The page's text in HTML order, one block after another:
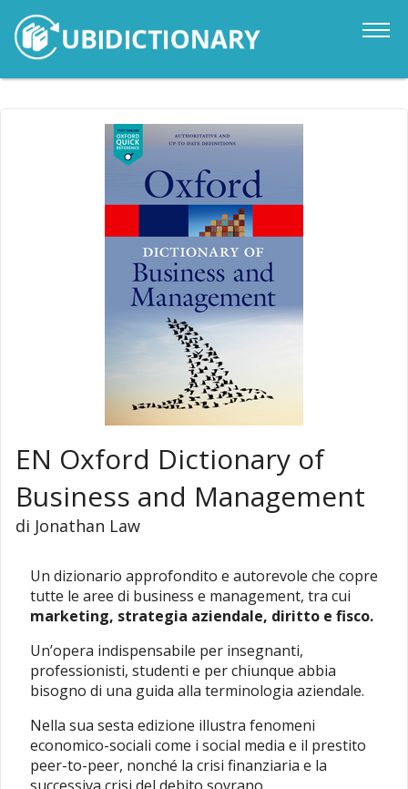
EN Oxford Dictionary of
Business and Management
di Jonathan Law
Un dizionario approfondito e autorevole che copre
tutte le aree di business e management, tra cui
marketing, strategia aziendale, diritto e fisco.
Un’opera indispensabile per insegnanti,
professionisti, studenti e per chiunque abbia
bisogno di una guida alla terminologia aziendale.
Nella sua sesta edizione illustra fenomeni
economico-sociali come i social media e il prestito
peer-to-peer, nonché la crisi finanziaria e la